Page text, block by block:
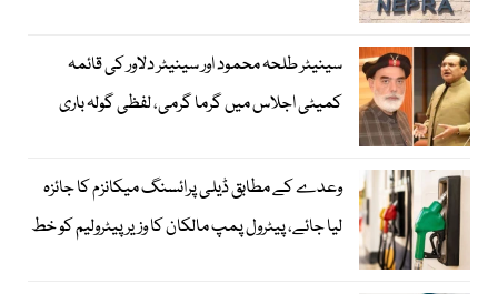
سینیٹر طلحہ محمود اور سینیٹر دلاور کی قائمہ
کمیٹی اجلاس میں گرما گرمی، لفظی گولہ باری
وعدے کے مطابق ڈیلی پرائسنگ میکانزم کا جائزہ
لیا جائے، پیٹرول پمپ مالکان کا وزیرپیٹرولیم کو خط